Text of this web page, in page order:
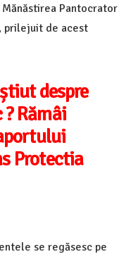
Pantocrator
prilejuit de acest
despre
Rămâi
Protectia
se regăsesc pe